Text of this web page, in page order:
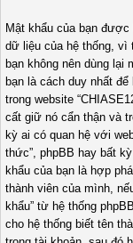
Mật khẩu của bạn
dữ liệu của hệ thống, vì
bạn không nên dùng lại
bạn là cách duy nhất
trong website
cất giữ nó cẩn thận và
kỳ ai có quan hệ với
thức”, phpBB hay bất
khẩu của bạn là hợp
thành viên của mình,
khẩu” từ hệ thống
cho hệ thống biết tên